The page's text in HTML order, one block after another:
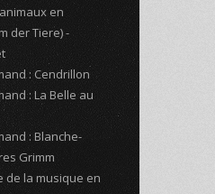
en
der Tiere) -
: Cendrillon
: La Belle au
: Blanche-
Grimm
de la musique en